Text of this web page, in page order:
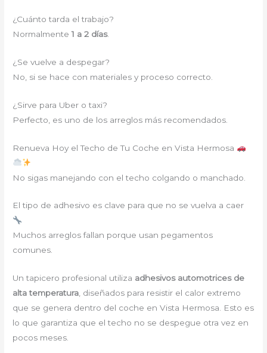
¿Cuánto tarda el trabajo?
Normalmente1 a 2 días.
¿Se vuelve a despegar?
No, si se hace con materiales y proceso correcto.
¿Sirve para Uber o taxi?
Perfecto, es uno de los arreglos más recomendados.
Renueva Hoy el Techo de Tu Coche en Vista Hermosa
No sigas manejando con el techo colgando o manchado.
El tipo de adhesivo es clave para que no se vuelva a caer
Muchos arreglos fallan porque usan pegamentos
comunes.
Un tapicero profesional utiliza adhesivos automotrices de
alta temperatura, diseñados para resistir el calor extremo
que se genera dentro del coche en Vista Hermosa. Esto es
lo que garantiza que el techo no se despegue otra vez en
pocos meses.